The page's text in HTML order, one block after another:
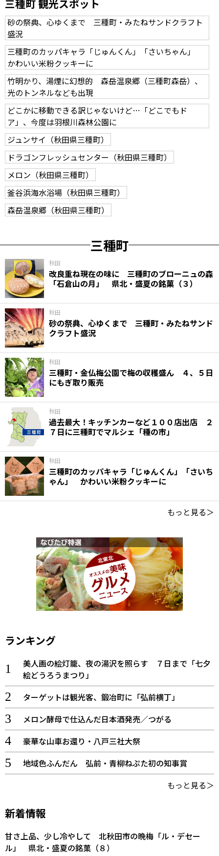
三種町 観光スポット
砂の祭典、心ゆくまで 三種町・みたねサンドクラフト
盛況
三種町のカッパキャラ「じゅんくん」「さいちゃん」
かわいい米粉クッキーに
竹明かり、湯煙に幻想的 森岳温泉郷（三種町森岳）、
光のトンネルなども出現
どこかに移動できる訳じゃないけど…「どこでもド
ア」、今度は羽根川森林公園に
ジュンサイ（秋田県三種町）
ドラゴンフレッシュセンター（秋田県三種町）
メロン（秋田県三種町）
釜谷浜海水浴場（秋田県三種町）
森岳温泉郷（秋田県三種町）
三種町
秋田
改良重ね現在の味に 三種町のブローニュの森
「石倉山の月」 県北・盛夏の銘菓（３）
秋田
砂の祭典、心ゆくまで 三種町・みたねサンド
クラフト盛況
秋田
三種町・金仏梅公園で梅の収穫盛ん ４、５日
にもぎ取り販売
秋田
過去最大！キッチンカーなど１００店出店 ２
７日に三種町でマルシェ「種の市」
秋田
三種町のカッパキャラ「じゅんくん」「さいち
ゃん」 かわいい米粉クッキーに
もっと見る＞
ランキング
美人画の絵灯籠、夜の湯沢を照らす ７日まで「七夕
絵どうろうまつり」
ターゲットは観光客、鍛冶町に「弘前横丁」
メロン酵母で仕込んだ日本酒発売／つがる
豪華な山車お還り・八戸三社大祭
地域色ふんだん 弘前・青柳ねぷた初の知事賞
もっと見る＞
新着情報
甘さ上品、少し冷やして 北秋田市の晩梅「ル・デセー
ル」 県北・盛夏の銘菓（８）